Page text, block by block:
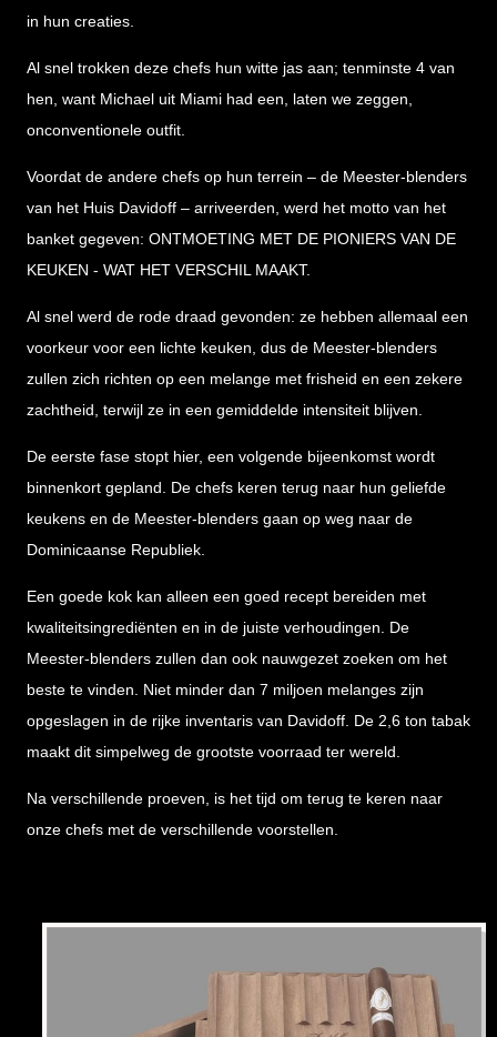
in hun creaties.
Al snel trokken deze chefs hun witte jas aan; tenminste 4 van
hen, want Michael uit Miami had een, laten we zeggen,
onconventionele outfit.
Voordat de andere chefs op hun terrein – de Meester-blenders
van het Huis Davidoff – arriveerden, werd het motto van het
banket gegeven: ONTMOETING MET DE PIONIERS VAN DE
KEUKEN - WAT HET VERSCHIL MAAKT.
Al snel werd de rode draad gevonden: ze hebben allemaal een
voorkeur voor een lichte keuken, dus de Meester-blenders
zullen zich richten op een melange met frisheid en een zekere
zachtheid, terwijl ze in een gemiddelde intensiteit blijven.
De eerste fase stopt hier, een volgende bijeenkomst wordt
binnenkort gepland. De chefs keren terug naar hun geliefde
keukens en de Meester-blenders gaan op weg naar de
Dominicaanse Republiek.
Een goede kok kan alleen een goed recept bereiden met
kwaliteitsingrediënten en in de juiste verhoudingen. De
Meester-blenders zullen dan ook nauwgezet zoeken om het
beste te vinden. Niet minder dan 7 miljoen melanges zijn
opgeslagen in de rijke inventaris van Davidoff. De 2,6 ton tabak
maakt dit simpelweg de grootste voorraad ter wereld.
Na verschillende proeven, is het tijd om terug te keren naar
onze chefs met de verschillende voorstellen.